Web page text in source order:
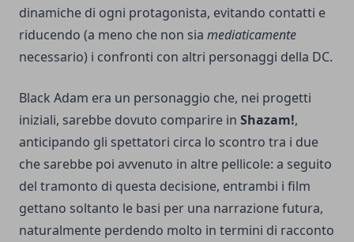
dinamiche di ogni protagonista, evitando contatti e
riducendo (a meno che non sia mediaticamente
necessario) i confronti con altri personaggi della DC.
Black Adam era un personaggio che, nei progetti
iniziali, sarebbe dovuto comparire in Shazam!,
anticipando gli spettatori circa lo scontro tra i due
che sarebbe poi avvenuto in altre pellicole: a seguito
del tramonto di questa decisione, entrambi i film
gettano soltanto le basi per una narrazione futura,
naturalmente perdendo molto in termini di racconto